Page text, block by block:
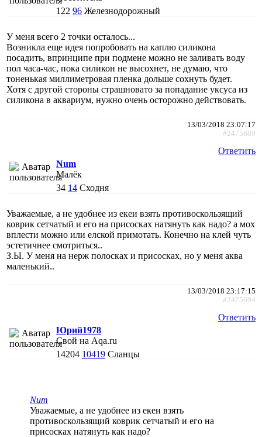
122 96 Железнодорожный
У меня всего 2 точки осталось...
Возникла еще идея попробовать на каплю силикона
посадить, впринципе при подмене можно не заливать воду
пол часа-час, пока силикон не высохнет, не думаю, что
тоненькая миллиметровая пленка дольше сохнуть будет.
Хотя с другой стороны страшновато за попадание уксуса из
силикона в аквариум, нужно очень осторожно действовать.
13/03/2018 23:07:17
#2475689
Ответить
Num
Малёк
34 14 Сходня
Уважаемые, а не удобнее из екеи взять противоскользящий
коврик сетчатый и его на присосках натянуть как надо? а мох
вплести можно или елской примотать. Конечно на клей чуть
эстетичнее смотриться..
З.Ы. У меня на нерж полосках и присосках, но у меня аква
маленький..
13/03/2018 23:17:15
#2475694
Ответить
Юрий1978
Свой на Aqa.ru
14204 10419 Сланцы
Num
Уважаемые, а не удобнее из екеи взять
противоскользящий коврик сетчатый и его на
присосках натянуть как надо?